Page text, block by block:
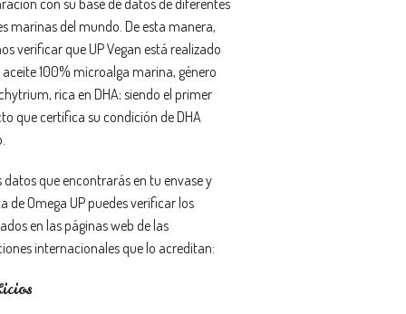
con su base de datos de diferentes
marinas del mundo. De esta manera,
verificar que UP Vegan está realizado
100% microalga marina, género
rica en DHA; siendo el primer
que certifica su condición de DHA
datos que encontrarás en tu envase y
de Omega UP puedes verificar los
en las páginas web de las
internacionales que lo acreditan: